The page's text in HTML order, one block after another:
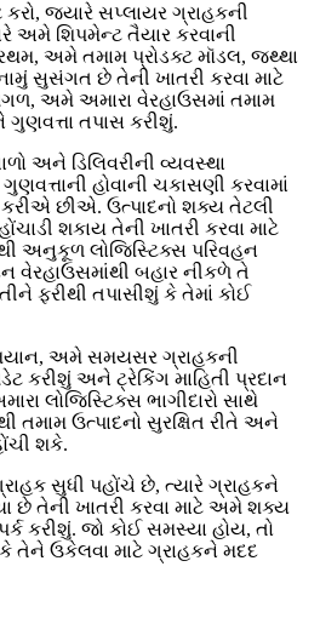
કરો, જ્યારે સપ્લાયર ગ્રાહકની
અમે શિપમેન્ટ તૈયાર કરવાની
અમે તમામ પ્રોડક્ટ મૉડલ, જથ્થા
સુસંગત છે તેની ખાતરી કરવા માટે
અમે અમારા વેરહાઉસમાં તમામ
તપાસ કરીશું.
અને ડિલિવરીની વ્યવસ્થા
હોવાની ચકાસણી કરવામાં
છીએ. ઉત્પાદનો શક્ય તેટલી
શકાય તેની ખાતરી કરવા માટે
અનુકૂળ લોજિસ્ટિક્સ પરિવહન
વેરહાઉસમાંથી બહાર નીકળે તે
ફરીથી તપાસીશું કે તેમાં કોઈ
અમે સમયસર ગ્રાહકની
કરીશું અને ટ્રેકિંગ માહિતી પ્રદાન
લોજિસ્ટિક્સ ભાગીદારો સાથે
ઉત્પાદનો સુરક્ષિત રીતે અને
શકે.
સુધી પહોંચે છે, ત્યારે ગ્રાહકને
છે તેની ખાતરી કરવા માટે અમે શક્ય
કરીશું. જો કોઈ સમસ્યા હોય, તો
ઉકેલવા માટે ગ્રાહકને મદદ